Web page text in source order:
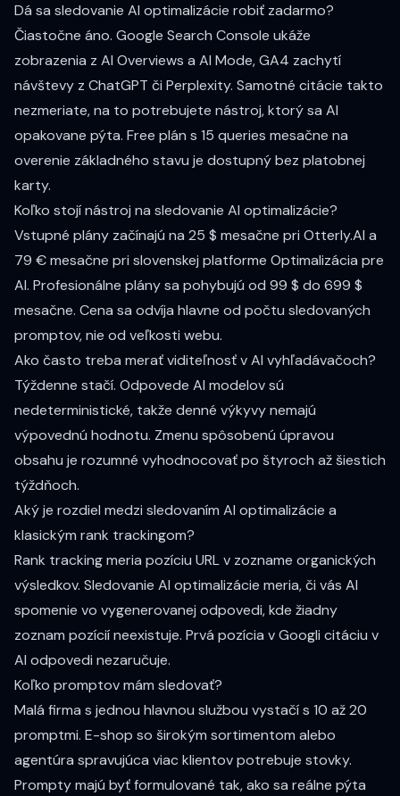
Dá sa sledovanie AI optimalizácie robiť zadarmo?
Čiastočne áno. Google Search Console ukáže
zobrazenia z AI Overviews a AI Mode, GA4 zachytí
návštevy z ChatGPT či Perplexity. Samotné citácie takto
nezmeriate, na to potrebujete nástroj, ktorý sa AI
opakovane pýta. Free plán s 15 queries mesačne na
overenie základného stavu je dostupný bez platobnej
karty.
Koľko stojí nástroj na sledovanie AI optimalizácie?
Vstupné plány začínajú na 25 $ mesačne pri Otterly.AI a
79 € mesačne pri slovenskej platforme Optimalizácia pre
AI. Profesionálne plány sa pohybujú od 99 $ do 699 $
mesačne. Cena sa odvíja hlavne od počtu sledovaných
promptov, nie od veľkosti webu.
Ako často treba merať viditeľnosť v AI vyhľadávačoch?
Týždenne stačí. Odpovede AI modelov sú
nedeterministické, takže denné výkyvy nemajú
výpovednú hodnotu. Zmenu spôsobenú úpravou
obsahu je rozumné vyhodnocovať po štyroch až šiestich
týždňoch.
Aký je rozdiel medzi sledovaním AI optimalizácie a
klasickým rank trackingom?
Rank tracking meria pozíciu URL v zozname organických
výsledkov. Sledovanie AI optimalizácie meria, či vás AI
spomenie vo vygenerovanej odpovedi, kde žiadny
zoznam pozícií neexistuje. Prvá pozícia v Googli citáciu v
AI odpovedi nezaručuje.
Koľko promptov mám sledovať?
Malá firma s jednou hlavnou službou vystačí s 10 až 20
promptmi. E-shop so širokým sortimentom alebo
agentúra spravujúca viac klientov potrebuje stovky.
Prompty majú byť formulované tak, ako sa reálne pýta